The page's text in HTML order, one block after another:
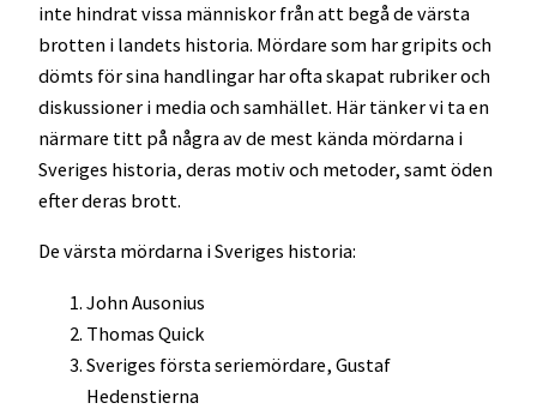
inte hindrat vissa människor från att begå de värsta
brotten i landets historia. Mördare som har gripits och
dömts för sina handlingar har ofta skapat rubriker och
diskussioner i media och samhället. Här tänker vi ta en
närmare titt på några av de mest kända mördarna i
Sveriges historia, deras motiv och metoder, samt öden
efter deras brott.
De värsta mördarna i Sveriges historia:
John Ausonius
Thomas Quick
Sveriges första seriemördare, Gustaf
Hedenstierna